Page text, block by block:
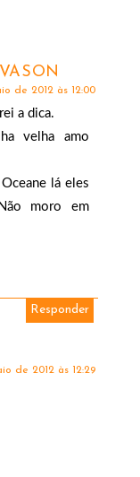
de 2012 às 12:00
a dica.
velha amo
lá eles
moro em
Responder
de 2012 às 12:29